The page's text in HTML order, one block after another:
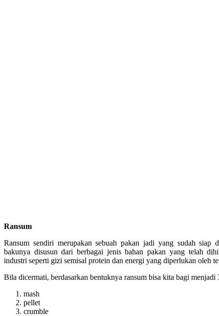
Ransum
Ransum sendiri merupakan sebuah pakan jadi yang sudah siap
bakunya disusun dari berbagai jenis bahan pakan yang telah
industri seperti gizi semisal protein dan energi yang diperlukan oleh
Bila dicermati, berdasarkan bentuknya ransum bisa kita bagi menjadi
mash
pellet
crumble